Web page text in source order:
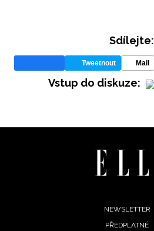
Sdílejte:
Tweetnout Mail
Vstup do diskuze:
NEWSLETTER
PŘEDPLATNÉ